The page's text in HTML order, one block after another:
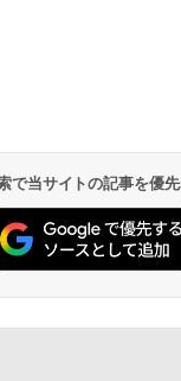
で当サイトの記事を優